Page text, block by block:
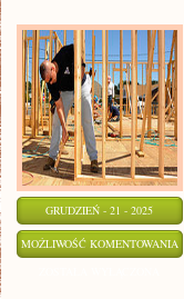
GRUDZIEŃ - 21 - 2025
MOŻLIWOŚĆ KOMENTOWANIA